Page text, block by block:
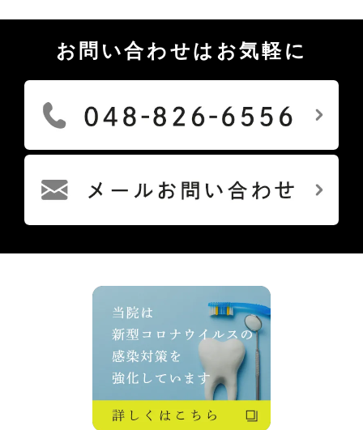
お問い合わせはお気軽に